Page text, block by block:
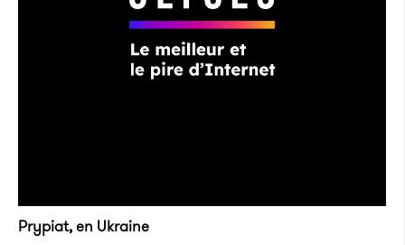
Prypiat, en Ukraine